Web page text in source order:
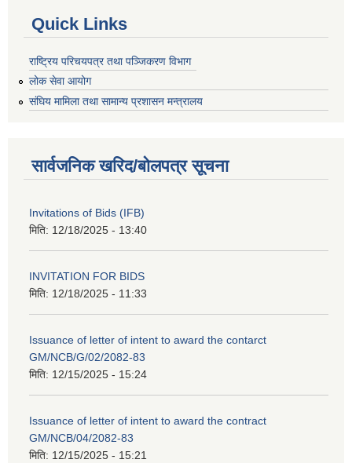
Quick Links
राष्ट्रिय परिचयपत्र तथा पञ्जिकरण विभाग
लोक सेवा आयोग
संघिय मामिला तथा सामान्य प्रशासन मन्त्रालय
सार्वजनिक खरिद/बोलपत्र सूचना
Invitations of Bids (IFB)
मिति: 12/18/2025 - 13:40
INVITATION FOR BIDS
मिति: 12/18/2025 - 11:33
Issuance of letter of intent to award the contarct
GM/NCB/G/02/2082-83
मिति: 12/15/2025 - 15:24
Issuance of letter of intent to award the contract
GM/NCB/04/2082-83
मिति: 12/15/2025 - 15:21